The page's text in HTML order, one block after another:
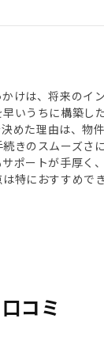
けは、将来のイ
いうちに構築し
めた理由は、物
きのスムーズさ
ポートが手厚く
特におすすめでき
コミ